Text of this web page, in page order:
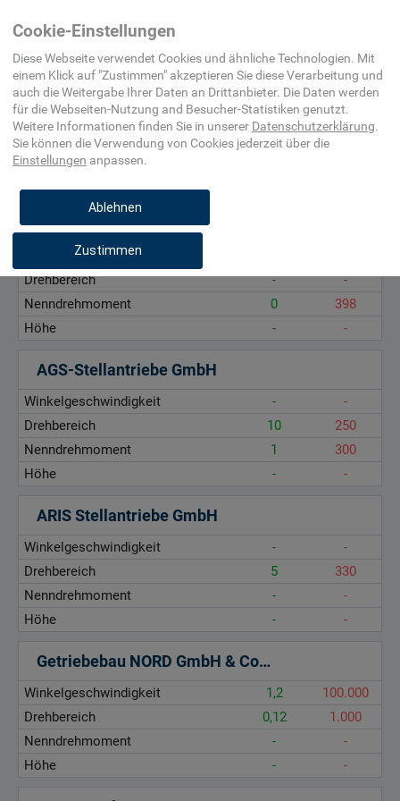
Befestigungsmittel,
Beschlag
(nicht spezifiziert)
Winkelgeschwindigkeit, rad/s
Drehbereich, °
Nenndrehmoment, Nm
Winkelgeschwindigkeit
Drehbereich
-
-
Nenndrehmoment
0
398
Höhe
- -
AGS-Stellantriebe GmbH
Winkelgeschwindigkeit -
-
Drehbereich
10
250
Nenndrehmoment
1
300
Höhe
- -
ARIS Stellantriebe GmbH
Winkelgeschwindigkeit -
-
Drehbereich
5
330
Nenndrehmoment
-
-
Höhe
- -
Getriebebau NORD GmbH & Co. KG
Winkelgeschwindigkeit 1,2
100.000
Drehbereich
0,12
1.000
Nenndrehmoment
-
-
Höhe
- -
Cookie-Einstellungen
Diese Webseite verwendet Cookies und ähnliche Technologien. Mit
einem Klick auf "Zustimmen" akzeptieren Sie diese Verarbeitung und
auch die Weitergabe Ihrer Daten an Drittanbieter. Die Daten werden
für dieWebseiten-Nutzung and Besucher-Statistiken genutzt.
Weitere Informationen finden Sie in unserer Datenschutzerklärung.
Sie können die Verwendung von Cookies jederzeit über die
Einstellungen anpassen.
Ablehnen
Zustimmen